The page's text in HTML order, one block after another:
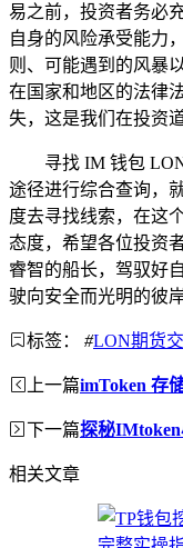
易之前，投资者务必
自身的风险承受能力
则、可能遇到的风暴
在国家和地区的法律
失，这是我们在投资
寻找 IM 钱包
途径进行综合查询，
度去寻找线索，在这
态度，希望各位投资
睿智的船长，驾驭好
驶向安全而光明的彼岸
标签： #LON期货
上一篇imToken 存
下一篇探秘
相关文章